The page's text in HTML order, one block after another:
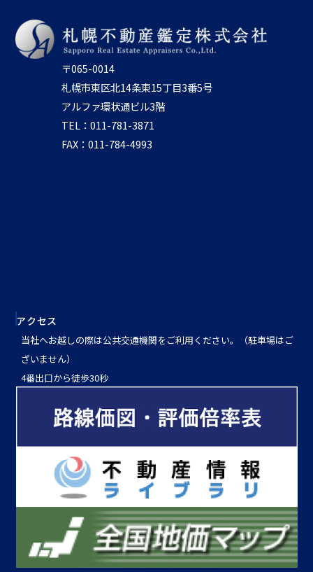
〒065-0014
札幌市東区北14条東15丁目3番5号
アルファ環状通ビル3階
TEL：011-781-3871
FAX：011-784-4993
アクセス
当社へお越しの際は公共交通機関をご利用ください。（駐車場はご
ざいません）
4番出口から徒歩30秒